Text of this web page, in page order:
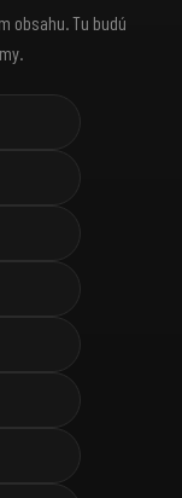
obsahu. Tu budú